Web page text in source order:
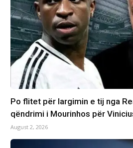
Po flitet për largimin e tij nga
qëndrimi i Mourinhos për
August 2, 2026